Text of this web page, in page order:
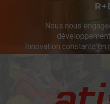
Nous nous
Innovation constante